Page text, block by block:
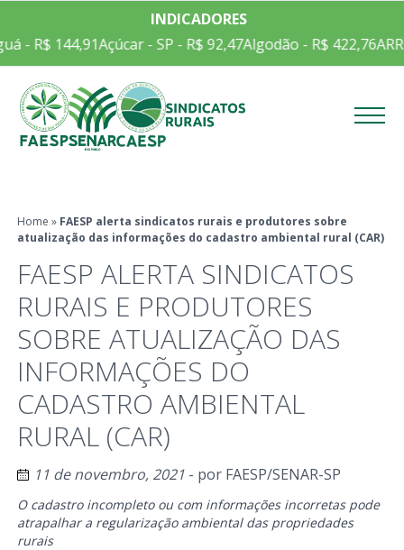
INDICADORES
- R$ 144,91Açúcar - SP - R$ 92,47Algodão - R$ 422,76
Home » FAESP alerta sindicatos rurais e produtores sobre
atualização das informações do cadastro ambiental rural (CAR)
FAESP ALERTA SINDICATOS
RURAIS E PRODUTORES
SOBRE ATUALIZAÇÃO DAS
INFORMAÇÕES DO
CADASTRO AMBIENTAL
RURAL (CAR)
11 de novembro, 2021- por FAESP/SENAR-SP
O cadastro incompleto ou com informações incorretas pode
atrapalhar a regularização ambiental das propriedades
rurais